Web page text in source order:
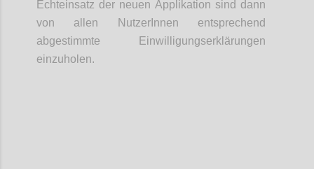
Echteinsatz der neuen Applikation sind dann
von allen NutzerInnen entsprechend
abgestimmte Einwilligungserklärungen
einzuholen.